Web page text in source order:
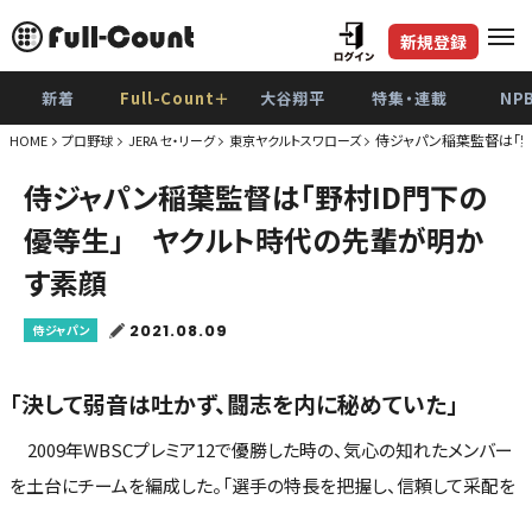
新規登録
新着 Full-Count＋ 大谷翔平 特集・連載
HOME プロ野球 JERA セ・リーグ 東京ヤクルトスワローズ 侍ジャパン稲葉監督は
侍ジャパン稲葉監督は「野村ID門下の
優等生」 ヤクルト時代の先輩が明か
す素顔
侍ジャパン 2021.08.09
「決して弱音は吐かず、闘志を内に秘めていた」
2009年WBSCプレミア12で優勝した時の、気心の知れたメンバー
を土台にチームを編成した。「選手の特長を把握し、信頼して采配を